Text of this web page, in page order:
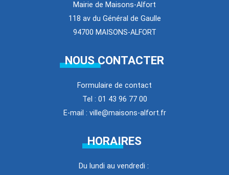
Mairie de Maisons-Alfort
118 av du Général de Gaulle
94700 MAISONS-ALFORT
NOUS CONTACTER
Formulaire de contact
Tel : 01 43 96 77 00
E-mail : ville@maisons-alfort.fr
HORAIRES
Du lundi au vendredi :